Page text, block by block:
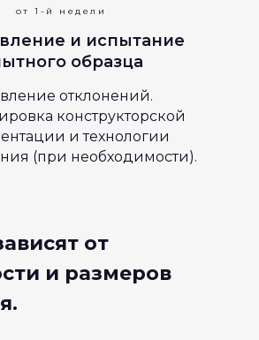
от 1-й недели
и испытание
образца
отклонений.
конструкторской
и технологии
(при необходимости).
от
и размеров